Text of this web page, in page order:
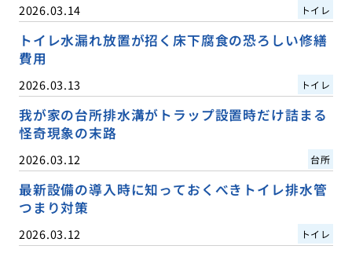
2026.03.14 トイレ
トイレ水漏れ放置が招く床下腐食の恐ろしい修繕
費用
2026.03.13 トイレ
我が家の台所排水溝がトラップ設置時だけ詰まる
怪奇現象の末路
2026.03.12 台所
最新設備の導入時に知っておくべきトイレ排水管
つまり対策
2026.03.12 トイレ